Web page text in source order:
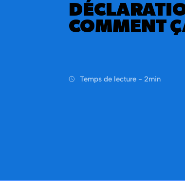
COMMENT
Temps de lecture - 2min